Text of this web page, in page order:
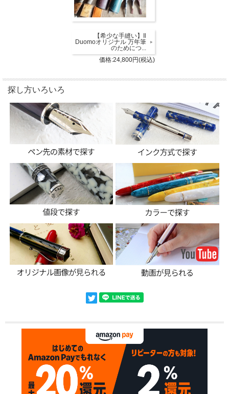
【希少な手縫い】Il
Duomoオリジナル 万年筆
のためにつ...
価格:24,800円(税込)
探し方いろいろ